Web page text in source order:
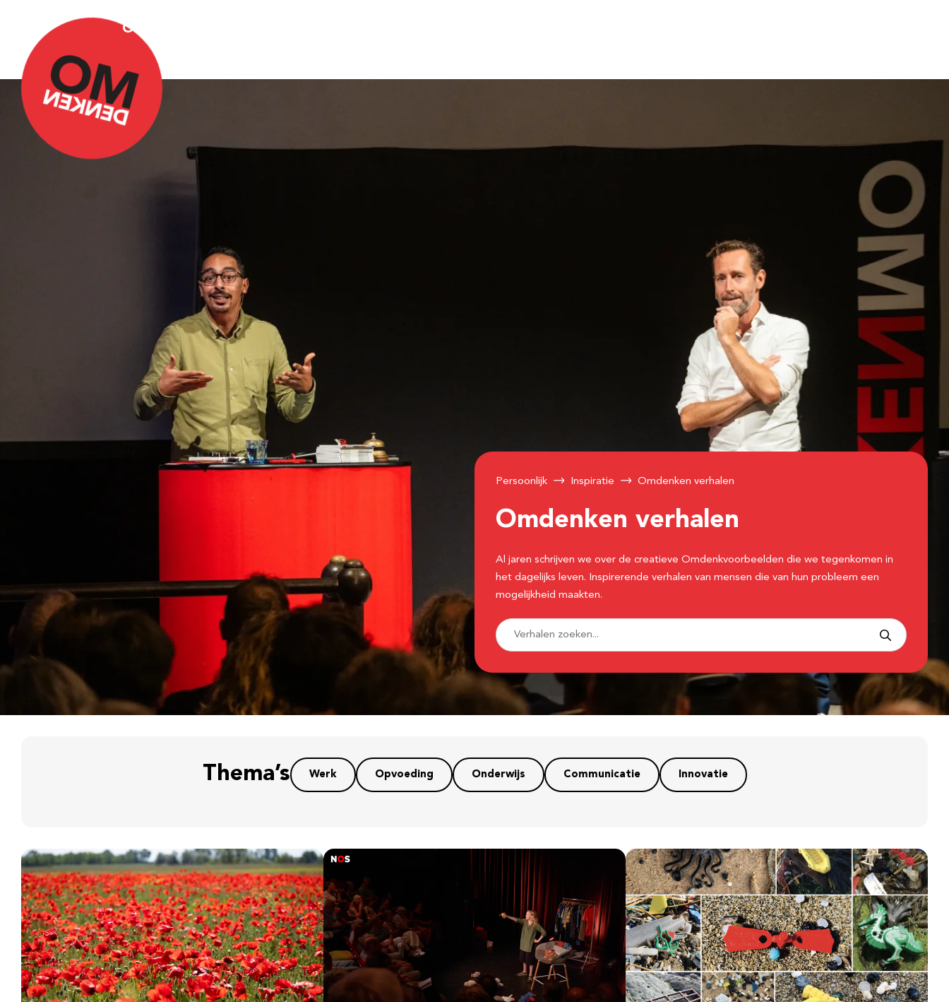
Over Omdenken
Persoonlijk Inspiratie Omdenken verhalen
Omdenken verhalen
Al jaren schrijven we over de creatieve Omdenkvoorbeelden die we tegenkomen in
het dagelijks leven. Inspirerende verhalen van mensen die van hun probleem een
mogelijkheid maakten.
Thema’s Werk Opvoeding Onderwijs Communicatie Innovatie